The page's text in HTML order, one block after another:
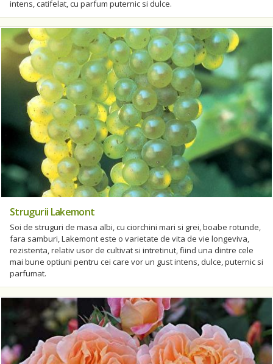
intens, catifelat, cu parfum puternic si dulce.
Strugurii Lakemont
Soi de struguri de masa albi, cu ciorchini mari si grei, boabe rotunde,
fara samburi, Lakemont este o varietate de vita de vie longeviva,
rezistenta, relativ usor de cultivat si intretinut, fiind una dintre cele
mai bune optiuni pentru cei care vor un gust intens, dulce, puternic si
parfumat.